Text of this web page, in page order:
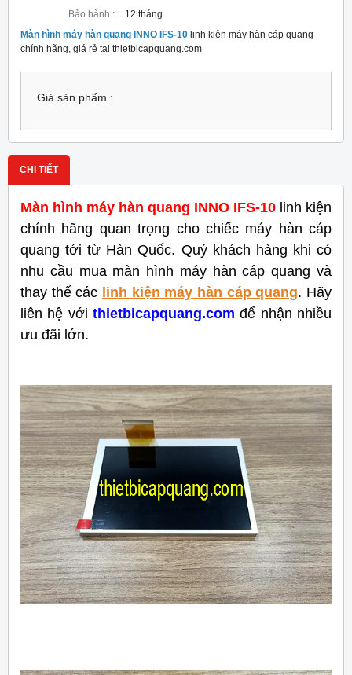
Bảo hành :
12 tháng
Màn hình máy hàn quang INNO IFS-10 linh kiện máy hàn cáp quang
chính hãng, giá rẻ tại thietbicapquang.com
Giá sản phẩm :
CHI TIẾT
Màn hình máy hàn quang INNO IFS-10 linh kiện
chính hãng quan trọng cho chiếc máy hàn cáp
quang tới từ Hàn Quốc. Quý khách hàng khi có
nhu cầu mua màn hình máy hàn cáp quang và
thay thế các linh kiện máy hàn cáp quang. Hãy
liên hệ với thietbicapquang.com để nhận nhiều
ưu đãi lớn.